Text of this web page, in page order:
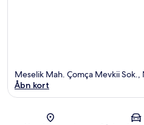
Meselik Mah. Çomça Mevkii
Åbn kort